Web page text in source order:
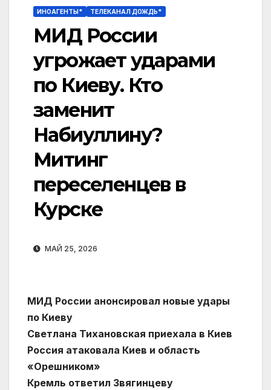
ИНОАГЕНТЫ* ТЕЛЕКАНАЛ ДОЖДЬ*
МИД России
угрожает ударами
по Киеву. Кто
заменит
Набиуллину?
Митинг
переселенцев в
Курске
МАЙ 25, 2026
МИД России анонсировал новые удары
по Киеву
Светлана Тихановская приехала в Киев
Россия атаковала Киев и область
«Орешником»
Кремль ответил Звягинцеву